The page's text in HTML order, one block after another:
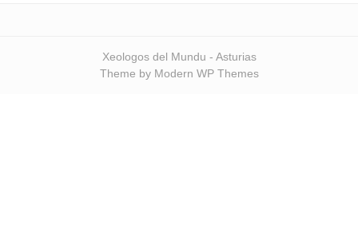
Xeologos del Mundu - Asturias
Theme by Modern WP Themes